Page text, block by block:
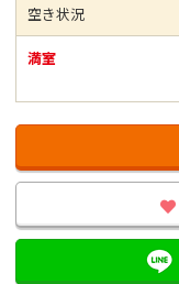
空き状況
満室